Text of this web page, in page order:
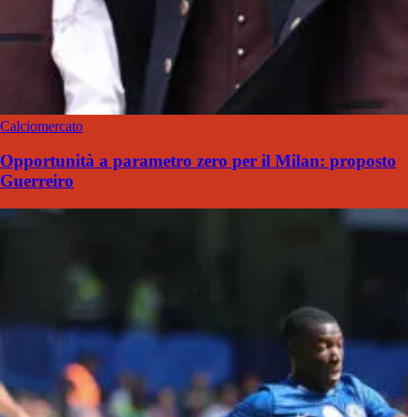
Calciomercato
Opportunità a parametro zero per il Milan: proposto
Guerreiro